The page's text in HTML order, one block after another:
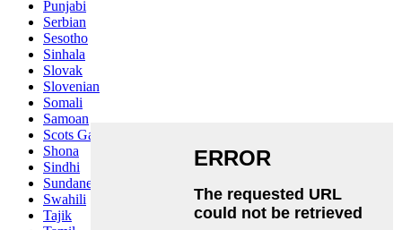
Punjabi
Serbian
Sesotho
Sinhala
Slovak
Slovenian
Somali
Samoan
Scots Gaelic
Shona
Sindhi
Sundanese
Swahili
Tajik